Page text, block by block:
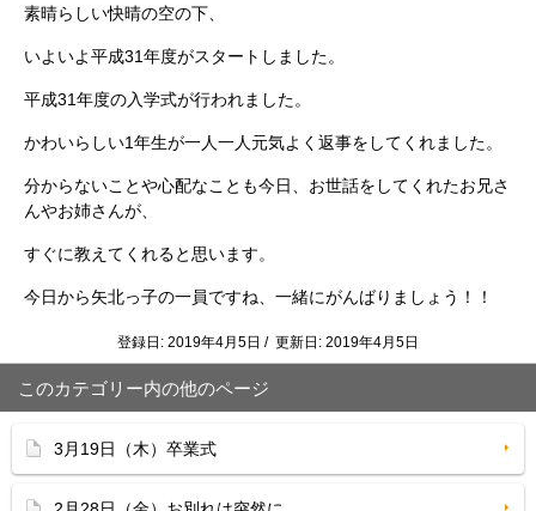
素晴らしい快晴の空の下、
いよいよ平成31年度がスタートしました。
平成31年度の入学式が行われました。
かわいらしい1年生が一人一人元気よく返事をしてくれました。
分からないことや心配なことも今日、お世話をしてくれたお兄さ
んやお姉さんが、
すぐに教えてくれると思います。
今日から矢北っ子の一員ですね、一緒にがんばりましょう！！
登録日: 2019年4月5日 / 更新日: 2019年4月5日
このカテゴリー内の他のページ
3月19日（木）卒業式